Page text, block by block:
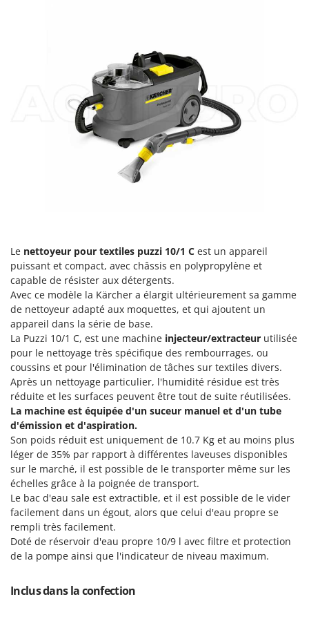
Filets pour la Récolte des olives
Filtres pour vin et huile
Floconneuses
Fouloirs - Égrappoirs
Fourches pour tracteur
Fours d'extérieur - intérieur pour pizza et cuisine
Fours électriques
G
Générateurs d'air chaud
Godets à terre basculants pour tracteur
Groupes électrogènes
Gyrobroyeurs à lame pour tracteur
H
Haches - Cognées et Hachettes
Hachoirs à viande
Herses à Dents
Herses Rotatives
L
Lames à neige
Lames niveleuses pour tracteur
Lave-vitres
Lieuses électriques pour vignes
Machines à pâtes
Dal Degan
Docma
Dominion
Dreame
E
EcoFlow
Edilmark
Effeuno
Einhell
Elegen
Energy Gruppi
Enotecnica Pillan
Eschenfelder
EuroMech
Eurosystems
F
Fama Industrie
Le nettoyeur pour textiles puzzi 10/1 C est un appareil
puissant et compact, avec châssis en polypropylène et
capable de résister aux détergents.
Avec ce modèle la Kärcher a élargit ultérieurement sa gamme
de nettoyeur adapté aux moquettes, et qui ajoutent un
appareil dans la série de base.
La Puzzi 10/1 C, est une machine injecteur/extracteur utilisée
pour le nettoyage très spécifique des rembourrages, ou
coussins et pour l'élimination de tâches sur textiles divers.
Après un nettoyage particulier, l'humidité résidue est très
réduite et les surfaces peuvent être tout de suite réutilisées.
La machine est équipée d'un suceur manuel et d'un tube
d'émission et d'aspiration.
Son poids réduit est uniquement de 10.7 Kg et au moins plus
léger de 35% par rapport à différentes laveuses disponibles
sur le marché, il est possible de le transporter même sur les
échelles grâce à la poignée de transport.
Le bac d'eau sale est extractible, et il est possible de le vider
facilement dans un égout, alors que celui d'eau propre se
rempli très facilement.
Doté de réservoir d'eau propre 10/9 l avec filtre et protection
de la pompe ainsi que l'indicateur de niveau maximum.
Inclus dans la confection